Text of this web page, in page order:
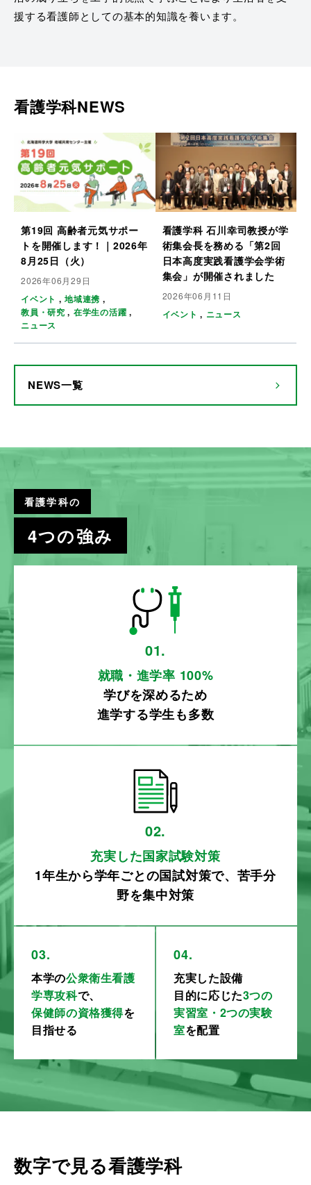
援する看護師としての基本的知識を養います。
看護学科NEWS
第19回 高齢者元気サポー
トを開催します！｜2026年
8月25日（火）
2026年06月29日
イベント
地域連携
教員・研究
在学生の活躍
ニュース
看護学科 石川幸司教授が学
術集会長を務める「第2回
日本高度実践看護学会学術
集会」が開催されました
2026年06月11日
イベント ニュース
NEWS一覧
看護学科の
4つの強み
就職・進学率 100%
学びを深めるため
進学する学生も多数
充実した国家試験対策
1年生から学年ごとの国試対策で、苦手分
野を集中対策
本学の公衆衛生看護
学専攻科で、
保健師の資格獲得を
目指せる
充実した設備
目的に応じた3つの
実習室・2つの実験
室を配置
数字で見る看護学科